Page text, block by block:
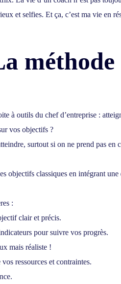
et selfies. Et ça, c’est ma vie en
à outils du chef d’entreprise :
vos objectifs ?
surtout si on ne prend pas en
objectifs classiques en intégrant une
:
clair et précis.
pour suivre vos progrès.
mais réaliste !
ressources et contraintes.